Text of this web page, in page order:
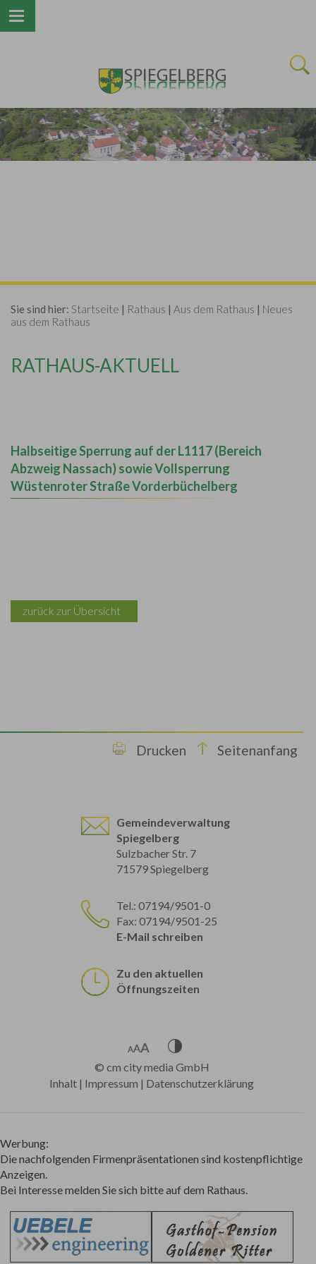
Sie sind hier: Startseite | Rathaus | Aus dem Rathaus | Neues
aus dem Rathaus
RATHAUS-AKTUELL
Halbseitige Sperrung auf der L1117 (Bereich
Abzweig Nassach) sowie Vollsperrung
Wüstenroter Straße Vorderbüchelberg
zurück zur Übersicht
Drucken Seitenanfang
Gemeindeverwaltung
Spiegelberg
Sulzbacher Str. 7
71579 Spiegelberg
Tel.: 07194/9501-0
Fax: 07194/9501-25
E-Mail schreiben
Zu den aktuellen
Öffnungszeiten
© cm city media GmbH
Inhalt | Impressum | Datenschutzerklärung
Werbung:
Die nachfolgenden Firmenpräsentationen sind kostenpflichtige
Anzeigen.
Bei Interesse melden Sie sich bitte auf dem Rathaus.